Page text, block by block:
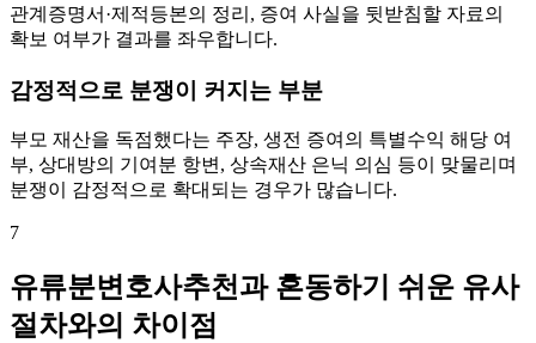
관계증명서·제적등본의 정리, 증여 사실을 뒷받침할 자료의
확보 여부가 결과를 좌우합니다.
감정적으로 분쟁이 커지는 부분
부모 재산을 독점했다는 주장, 생전 증여의 특별수익 해당 여
부, 상대방의 기여분 항변, 상속재산 은닉 의심 등이 맞물리며
분쟁이 감정적으로 확대되는 경우가 많습니다.
7
유류분변호사추천과 혼동하기 쉬운 유사
절차와의 차이점